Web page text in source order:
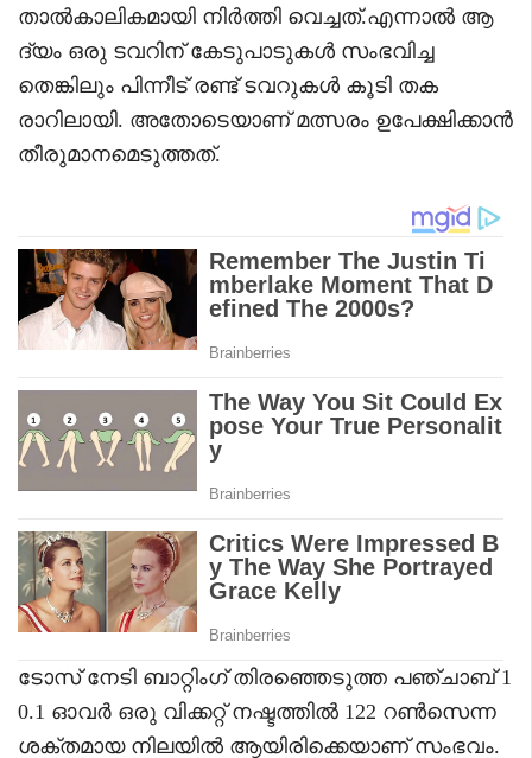
താൽകാലികമായി നിർത്തി വെച്ചത്.എന്നാൽ ആ
ദ്യം ഒരു ടവറിന് കേടുപാടുകൾ സംഭവിച്ച
തെങ്കിലും പിന്നീട് രണ്ട് ടവറുകൾ കൂടി തക
രാറിലായി. അതോടെയാണ് മത്സരം ഉപേക്ഷിക്കാൻ
തീരുമാനമെടുത്തത്.
ടോസ് നേടി ബാറ്റിംഗ് തിരഞ്ഞെടുത്ത പഞ്ചാബ് 1
0.1 ഓവർ ഒരു വിക്കറ്റ് നഷ്ടത്തിൽ 122 റൺസെന്ന
ശക്തമായ നിലയിൽ ആയിരിക്കെയാണ് സംഭവം.